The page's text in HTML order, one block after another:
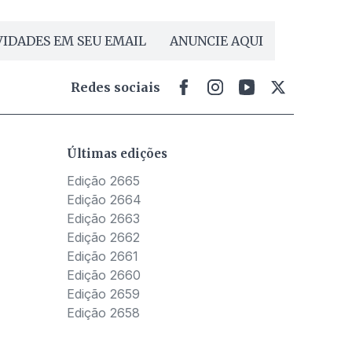
EM SEU EMAIL ANUNCIE AQUI
Redes sociais
Últimas edições
Edição 2665
Edição 2664
Edição 2663
Edição 2662
Edição 2661
Edição 2660
Edição 2659
Edição 2658